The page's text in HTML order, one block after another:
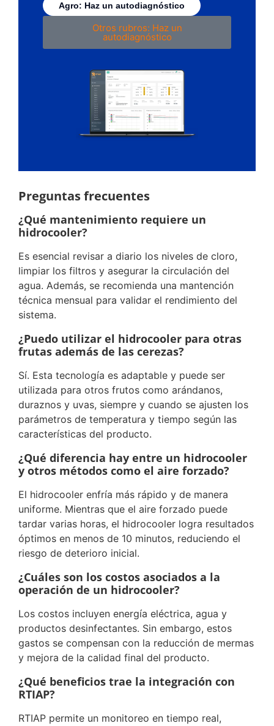
Agro: Haz un autodiagnóstico
Otros rubros: Haz un
autodiagnóstico
Preguntas frecuentes
¿Qué mantenimiento requiere un
hidrocooler?
Es esencial revisar a diario los niveles de cloro,
limpiar los filtros y asegurar la circulación del
agua. Además, se recomienda una mantención
técnica mensual para validar el rendimiento del
sistema.
¿Puedo utilizar el hidrocooler para otras
frutas además de las cerezas?
Sí. Esta tecnología es adaptable y puede ser
utilizada para otros frutos como arándanos,
duraznos y uvas, siempre y cuando se ajusten los
parámetros de temperatura y tiempo según las
características del producto.
¿Qué diferencia hay entre un hidrocooler
y otros métodos como el aire forzado?
El hidrocooler enfría más rápido y de manera
uniforme. Mientras que el aire forzado puede
tardar varias horas, el hidrocooler logra resultados
óptimos en menos de 10 minutos, reduciendo el
riesgo de deterioro inicial.
¿Cuáles son los costos asociados a la
operación de un hidrocooler?
Los costos incluyen energía eléctrica, agua y
productos desinfectantes. Sin embargo, estos
gastos se compensan con la reducción de mermas
y mejora de la calidad final del producto.
¿Qué beneficios trae la integración con
RTIAP?
RTIAP permite un monitoreo en tiempo real,